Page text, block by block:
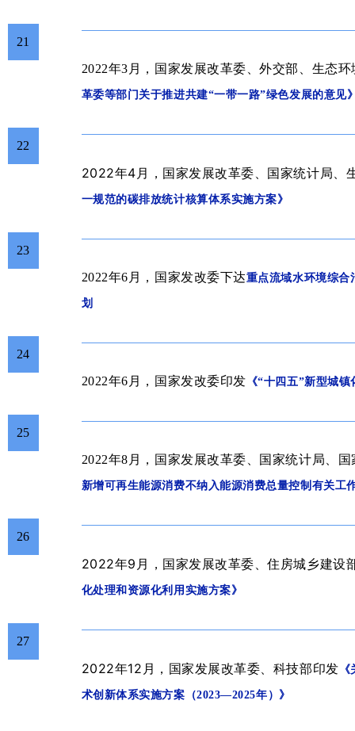
21
2022年3月，国家发展改革委、外交部、生态
革委等部门关于推进共建“一带一路”绿色发展的意见
22
2022年4月 ， 国家发展改革委、国家统计局、
一规范的碳排放统计核算体系实施方案》
23
2022年6月，
国家发改委下达重点流域水环境综合
划
24
2022年6月，
国家发改委印发 《“十四五”新型城
25
2022年8月，
国家发展改革委、国家统计局、
新增可再生能源消费不纳入能源消费总量控制有关工
26
2022年9 月 ， 国家发展改革委、住房城乡建设
化处理和资源化利用实施方案》
27
2022年12 月 ，国家发展改革委、科技部印发
术创新体系实施方案（2023—2025年）》